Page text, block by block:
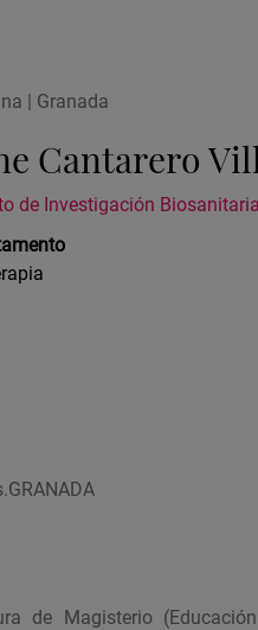
| Granada
Cantarero
de Investigación
de Magisterio